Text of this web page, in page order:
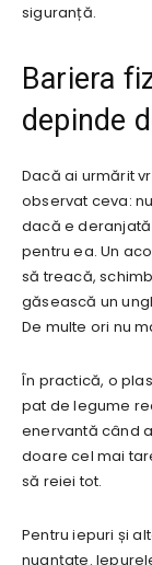
siguranță.
Bariera
depinde
Dacă ai urmărit
observat ceva:
dacă e
pentru ea. Un
să treacă,
găsească un
De multe ori nu
În practică, o
pat de legume
enervantă când
doare cel mai
să reiei tot.
Pentru iepuri și
nuanțate.